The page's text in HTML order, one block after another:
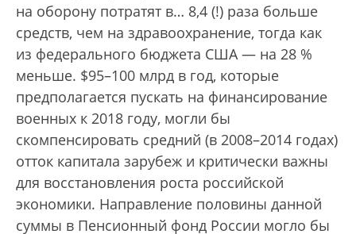
на оборону потратят в… 8,4 (!) раза больше
средств, чем на здравоохранение, тогда как
из федерального бюджета США — на 28 %
меньше. $95–100 млрд в год, которые
предполагается пускать на финансирование
военных к 2018 году, могли бы
скомпенсировать средний (в 2008–2014 годах)
отток капитала зарубеж и критически важны
для восстановления роста российской
экономики. Направление половины данной
суммы в Пенсионный фонд России могло бы